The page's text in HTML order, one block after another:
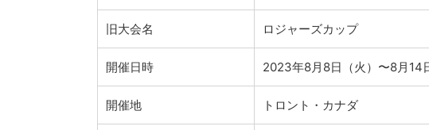
旧大会名 ロジャーズカップ
開催日時 2023年8月8日（火）〜8月14
開催地 トロント・カナダ